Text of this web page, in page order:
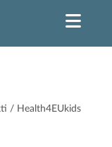
/ Health4EUkids